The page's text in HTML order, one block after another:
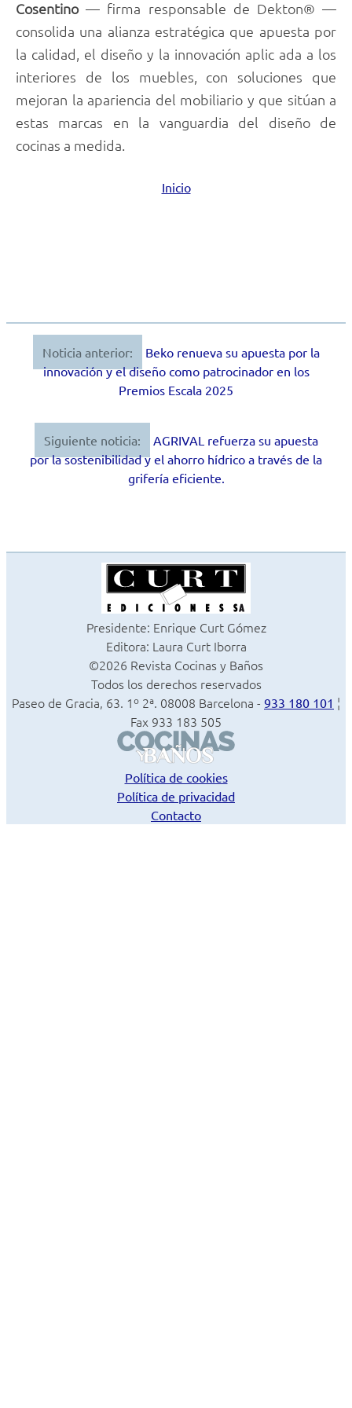
Cosentino— firma responsable de Dekton® —
consolida una alianza estratégica que apuesta por
la calidad, el diseño y la innovación aplic ada a los
interiores de los muebles, con soluciones que
mejoran la apariencia del mobiliario y que sitúan a
estas marcas en la vanguardia del diseño de
cocinas a medida.
Inicio
Navegación
Noticia anterior:
Beko renueva su apuesta por la
innovación y el diseño como patrocinador en los
Premios Escala 2025
Siguiente noticia:
AGRIVAL refuerza su apuesta
por la sostenibilidad y el ahorro hídrico a través de la
grifería eficiente.
Presidente: Enrique Curt Gómez
Editora: Laura Curt Iborra
©2026 Revista Cocinas y Baños
Todos los derechos reservados
Paseo de Gracia, 63. 1º 2ª. 08008 Barcelona - 933 180 101 ¦
Fax 933 183 505
Política de cookies
Política de privacidad
Contacto